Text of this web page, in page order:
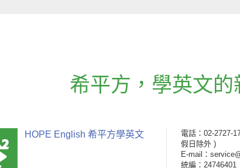
希平方 ， 學英文的
HOPE English 希平方學英文 電話：02-2727-
假日除外 )
E-mail：
統編：24746401